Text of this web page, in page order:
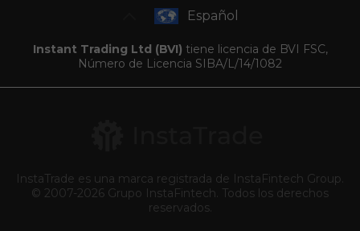
Español
Instant Trading Ltd (BVI) tiene licencia de BVI FSC,
Número de Licencia SIBA/L/14/1082
InstaTrade es una marca registrada de InstaFintech Group.
© 2007-2026 Grupo InstaFintech. Todos los derechos
reservados.